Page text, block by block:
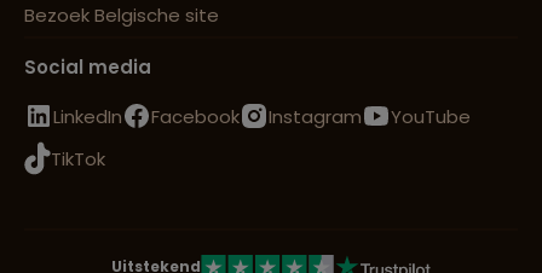
Bezoek Belgische site
Social media
LinkedIn
Facebook Instagram
YouTube
TikTok
Uitstekend